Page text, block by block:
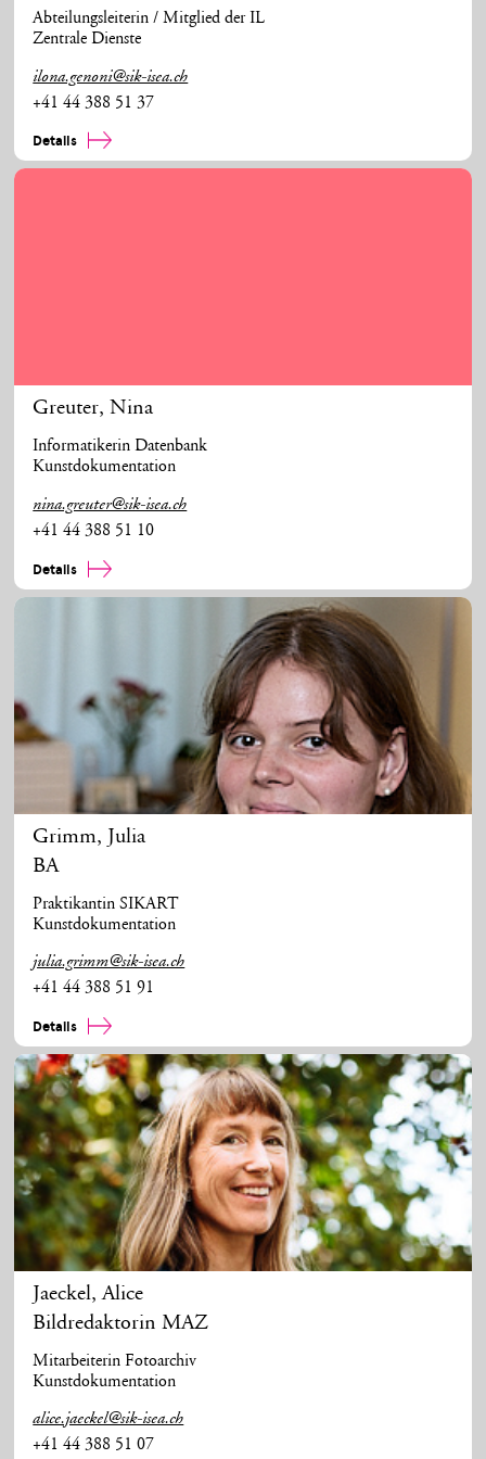
Abteilungsleiterin / Mitglied der IL
Zentrale Dienste
ilona.genoni@sik-isea.ch
+41 44 388 51 37
Details
Greuter,Nina
Informatikerin Datenbank
Kunstdokumentation
nina.greuter@sik-isea.ch
+41 44 388 51 10
Details
Grimm, Julia
BA
Praktikantin SIKART
Kunstdokumentation
julia.grimm@sik-isea.ch
+41 44 388 51 91
Details
Jaeckel,Alice
Bildredaktorin MAZ
Mitarbeiterin Fotoarchiv
Kunstdokumentation
alice.jaeckel@sik-isea.ch
+41 44 388 51 07